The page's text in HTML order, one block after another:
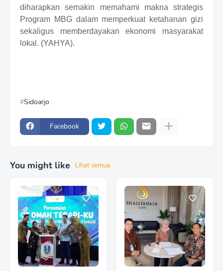
diharapkan semakin memahami makna strategis
Program MBG dalam memperkuat ketahanan gizi
sekaligus memberdayakan ekonomi masyarakat
lokal. (YAHYA).
Sidoarjo
Facebook
You might like Lihat semua